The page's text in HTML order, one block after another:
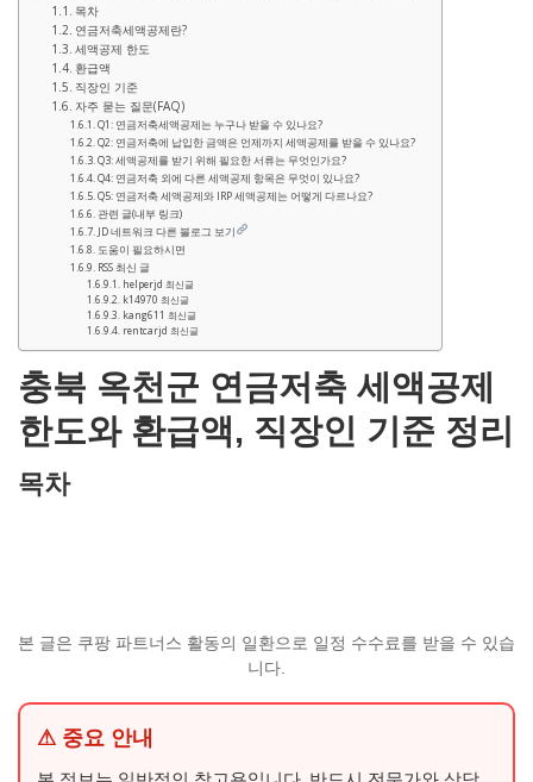
목차
연금저축세액공제란?
세액공제 한도
환급액
직장인 기준
자주 묻는 질문(FAQ)
Q1: 연금저축세액공제는 누구나 받을 수 있나요?
Q2: 연금저축에 납입한 금액은 언제까지 세액공제를 받을 수 있나요?
Q3: 세액공제를 받기 위해 필요한 서류는 무엇인가요?
Q4: 연금저축 외에 다른 세액공제 항목은 무엇이 있나요?
Q5: 연금저축 세액공제와 IRP 세액공제는 어떻게 다르나요?
관련 글(내부 링크)
JD 네트워크 다른 블로그 보기
도움이 필요하시면
RSS 최신 글
helperjd 최신글
k14970 최신글
kang611 최신글
rentcarjd 최신글
충북 옥천군 연금저축 세액공제
한도와 환급액, 직장인 기준 정리
목차
본 글은 쿠팡 파트너스 활동의 일환으로 일정 수수료를 받을 수 있습
니다.
⚠ 중요 안내